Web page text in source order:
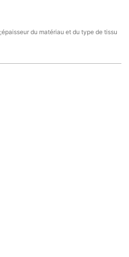
du matériau et du type de tissu